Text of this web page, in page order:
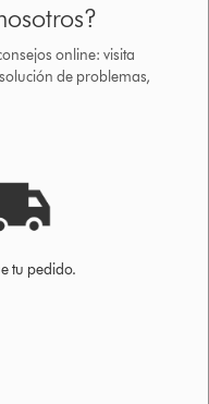
online: visita
de problemas,
tu pedido.